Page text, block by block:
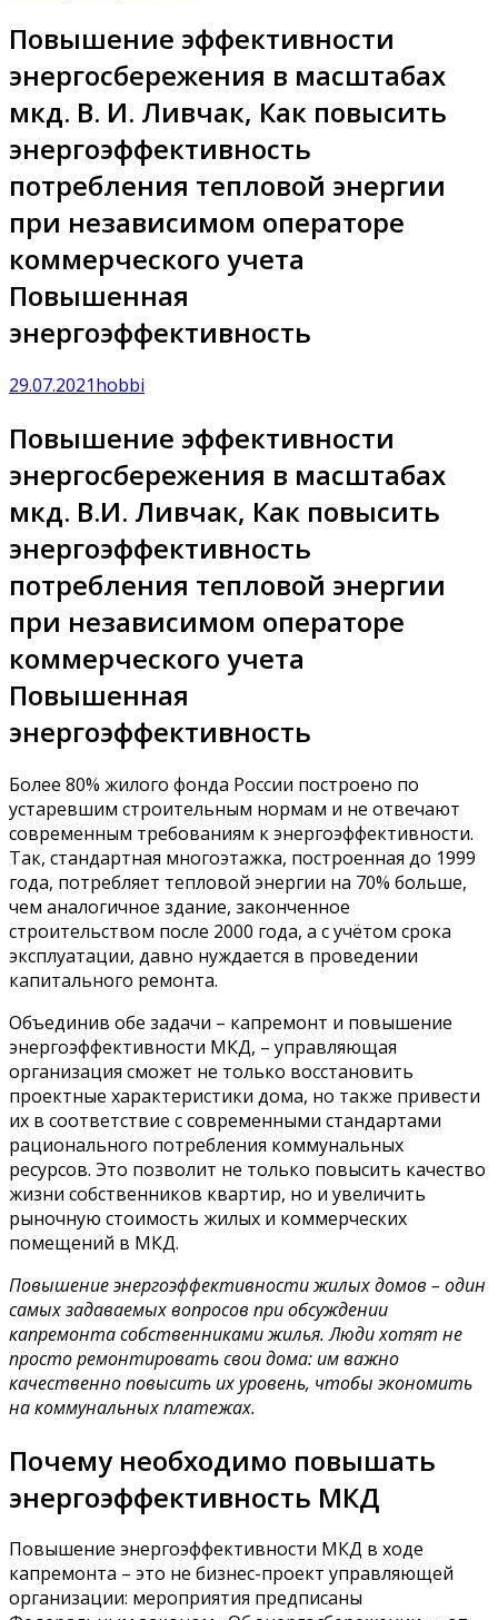
Повышение эффективности
энергосбережения в масштабах
мкд. В. И. Ливчак, Как повысить
энергоэффективность
потребления тепловой энергии
при независимом операторе
коммерческого учета
Повышенная
энергоэффективность
29.07.2021hobbi
Повышение эффективности
энергосбережения в масштабах
мкд. В.И. Ливчак, Как повысить
энергоэффективность
потребления тепловой энергии
при независимом операторе
коммерческого учета
Повышенная
энергоэффективность
Более 80% жилого фонда России построено по
устаревшим строительным нормам и не отвечают
современным требованиям к энергоэффективности.
Так, стандартная многоэтажка, построенная до 1999
года, потребляет тепловой энергии на 70% больше,
чем аналогичное здание, законченное
строительством после 2000 года, а с учётом срока
эксплуатации, давно нуждается в проведении
капитального ремонта.
Объединив обе задачи – капремонт и повышение
энергоэффективности МКД, – управляющая
организация сможет не только восстановить
проектные характеристики дома, но также привести
их в соответствие с современными стандартами
рационального потребления коммунальных
ресурсов. Это позволит не только повысить качество
жизни собственников квартир, но и увеличить
рыночную стоимость жилых и коммерческих
помещений в МКД.
Повышение энергоэффективности жилых домов – один
самых задаваемых вопросов при обсуждении
капремонта собственниками жилья. Люди хотят не
просто ремонтировать свои дома: им важно
качественно повысить их уровень, чтобы экономить
на коммунальных платежах.
Почему необходимо повышать
энергоэффективность МКД
Повышение энергоэффективности МКД в ходе
капремонта – это не бизнес-проект управляющей
организации: мероприятия предписаны